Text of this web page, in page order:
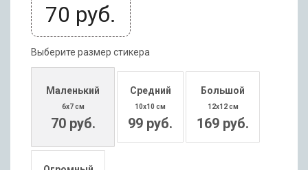
70 руб.
Выберите размер стикера
Маленький
6x7 см
70 руб.
Средний
10x10 см
99 руб.
Большой
12x12 см
169 руб.